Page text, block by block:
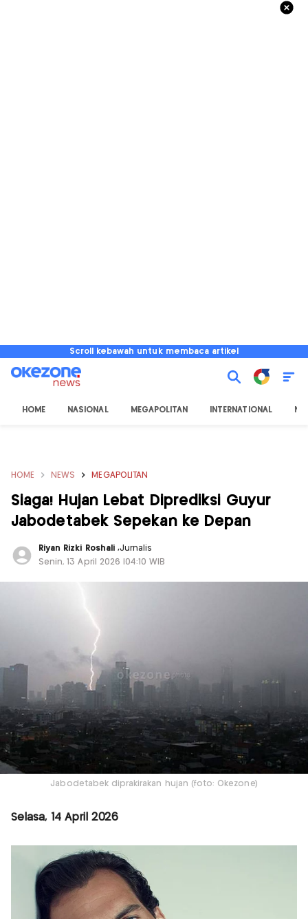
Scroll kebawah untuk membaca artikel
HOME NASIONAL MEGAPOLITAN INTERNATIONAL
HOME NEWS MEGAPOLITAN
Siaga! Hujan Lebat Diprediksi Guyur
Jabodetabek Sepekan ke Depan
Riyan Rizki Roshali ,Jurnalis
Senin, 13 April 2026 |04:10 WIB
Jabodetabek diprakirakan hujan (foto: Okezone)
Selasa, 14 April 2026